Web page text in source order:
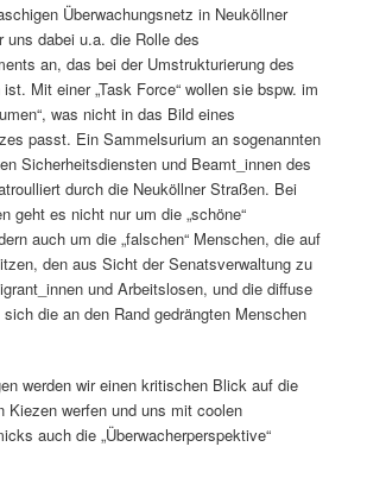
Überwachungsnetz in Neuköllner
uns dabei u.a. die Rolle des
an, das bei der Umstrukturierung des
Mit einer „Task Force“ wollen sie bspw. im
was nicht in das Bild eines
passt. Ein Sammelsurium an sogenannten
Sicherheitsdiensten und Beamt_innen des
durch die Neuköllner Straßen. Bei
geht es nicht nur um die „schöne“
auch um die „falschen“ Menschen, die auf
den aus Sicht der Senatsverwaltung zu
und Arbeitslosen, und die diffuse
die an den Rand gedrängten Menschen
werden wir einen kritischen Blick auf die
Kiezen werfen und uns mit coolen
auch die „Überwacherperspektive“